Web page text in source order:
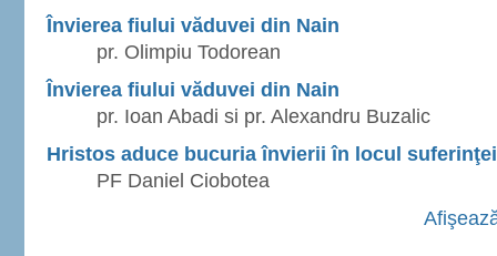
Învierea fiului văduvei din Nain
pr. Olimpiu Todorean
Învierea fiului văduvei din Nain
pr. Ioan Abadi si pr. Alexandru Buzalic
Hristos aduce bucuria învierii în locul
PF Daniel Ciobotea